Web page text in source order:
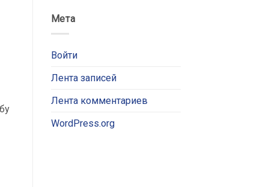
Мета
Войти
Лента записей
Лента комментариев
WordPress.org